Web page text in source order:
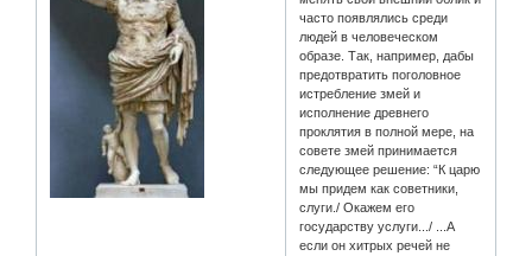
часто появлялись среди
людей в человеческом
образе. Так, например, дабы
предотвратить поголовное
истребление змей и
исполнение древнего
проклятия в полной мере, на
совете змей принимается
следующее решение: “К царю
мы придем как советники,
слуги./ Окажем его
государству услуги.../ ...А
если он хитрых речей не